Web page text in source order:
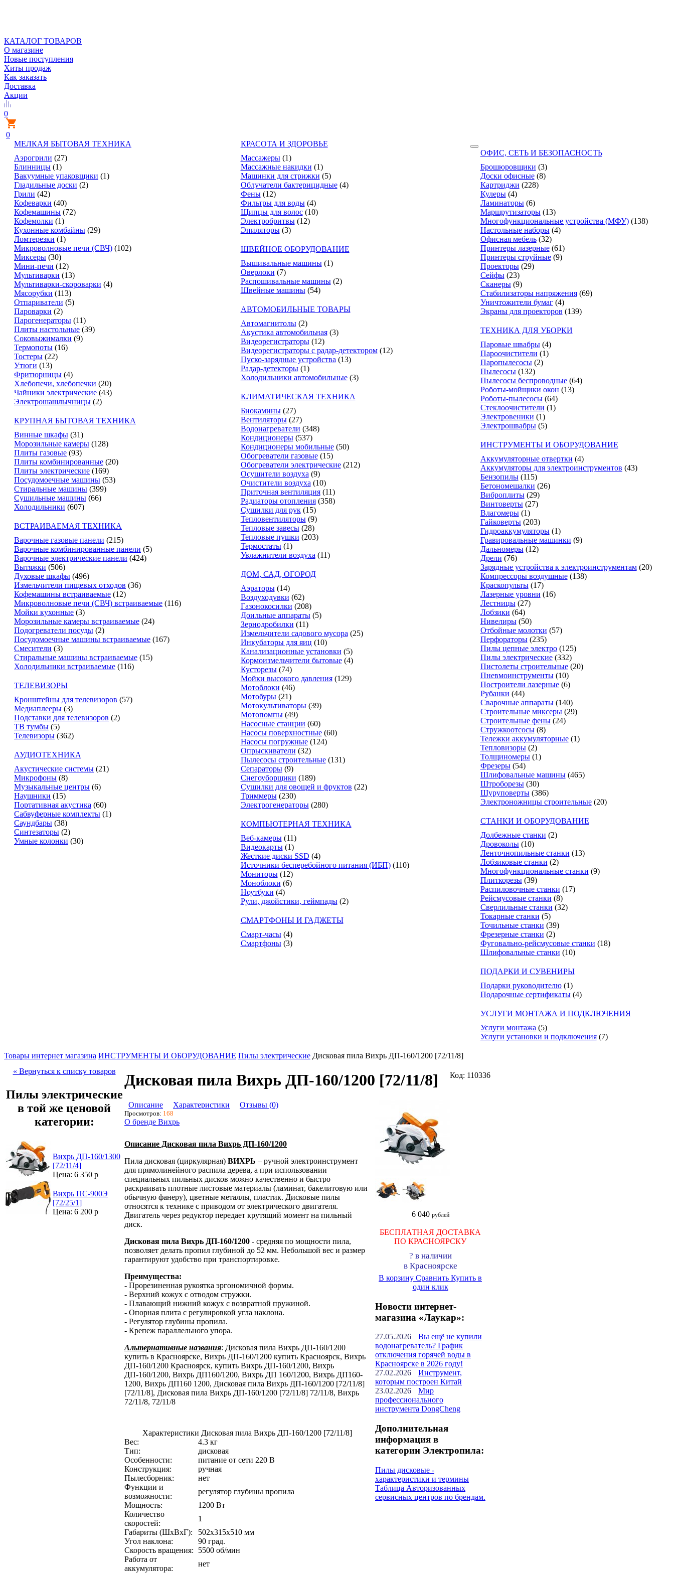
КАТАЛОГ ТОВАРОВ
О магазине
Новые поступления
Хиты продаж
Как заказать
Доставка
Акции
0
0
МЕЛКАЯ БЫТОВАЯ ТЕХНИКА
Аэрогрили (27)
Блинницы (1)
Вакуумные упаковщики (1)
Гладильные доски (2)
Грили (42)
Кофеварки (40)
Кофемашины (72)
Кофемолки (1)
Кухонные комбайны (29)
Ломтерезки (1)
Микроволновые печи (СВЧ) (102)
Миксеры (30)
Мини-печи (12)
Мультиварки (13)
Мультиварки-скороварки (4)
Мясорубки (113)
Отпариватели (5)
Пароварки (2)
Парогенераторы (11)
Плиты настольные (39)
Соковыжималки (9)
Термопоты (16)
Тостеры (22)
Утюги (13)
Фритюрницы (4)
Хлебопечи, хлебопечки (20)
Чайники электрические (43)
Электрошашлычницы (2)
КРУПНАЯ БЫТОВАЯ ТЕХНИКА
Винные шкафы (31)
Морозильные камеры (128)
Плиты газовые (93)
Плиты комбинированные (20)
Плиты электрические (169)
Посудомоечные машины (53)
Стиральные машины (399)
Сушильные машины (66)
Холодильники (607)
ВСТРАИВАЕМАЯ ТЕХНИКА
Варочные газовые панели (215)
Варочные комбинированные панели (5)
Варочные электрические панели (424)
Вытяжки (506)
Духовые шкафы (496)
Измельчители пищевых отходов (36)
Кофемашины встраиваемые (12)
Микроволновые печи (СВЧ) встраиваемые (116)
Мойки кухонные (3)
Морозильные камеры встраиваемые (24)
Подогреватели посуды (2)
Посудомоечные машины встраиваемые (167)
Смесители (3)
Стиральные машины встраиваемые (15)
Холодильники встраиваемые (116)
ТЕЛЕВИЗОРЫ
Кронштейны для телевизоров (57)
Медиаплееры (3)
Подставки для телевизоров (2)
ТВ тумбы (5)
Телевизоры (362)
АУДИОТЕХНИКА
Акустические системы (21)
Микрофоны (8)
Музыкальные центры (6)
Наушники (15)
Портативная акустика (60)
Сабвуферные комплекты (1)
Саундбары (38)
Синтезаторы (2)
Умные колонки (30)
КРАСОТА И ЗДОРОВЬЕ
Массажеры (1)
Массажные накидки (1)
Машинки для стрижки (5)
Облучатели бактерицидные (4)
Фены (12)
Фильтры для воды (4)
Щипцы для волос (10)
Электробритвы (12)
Эпиляторы (3)
ШВЕЙНОЕ ОБОРУДОВАНИЕ
Вышивальные машины (1)
Оверлоки (7)
Распошивальные машины (2)
Швейные машины (54)
АВТОМОБИЛЬНЫЕ ТОВАРЫ
Автомагнитолы (2)
Акустика автомобильная (3)
Видеорегистраторы (12)
Видеорегистраторы с радар-детектором (12)
Пуско-зарядные устройства (13)
Радар-детекторы (1)
Холодильники автомобильные (3)
КЛИМАТИЧЕСКАЯ ТЕХНИКА
Биокамины (27)
Вентиляторы (27)
Водонагреватели (348)
Кондиционеры (537)
Кондиционеры мобильные (50)
Обогреватели газовые (15)
Обогреватели электрические (212)
Осушители воздуха (9)
Очистители воздуха (10)
Приточная вентиляция (11)
Радиаторы отопления (358)
Сушилки для рук (15)
Тепловентиляторы (9)
Тепловые завесы (28)
Тепловые пушки (203)
Термостаты (1)
Увлажнители воздуха (11)
ДОМ, САД, ОГОРОД
Аэраторы (14)
Воздуходувки (62)
Газонокосилки (208)
Доильные аппараты (5)
Зернодробилки (11)
Измельчители садового мусора (25)
Инкубаторы для яиц (10)
Канализационные установки (5)
Кормоизмельчители бытовые (4)
Кусторезы (74)
Мойки высокого давления (129)
Мотоблоки (46)
Мотобуры (21)
Мотокультиваторы (39)
Мотопомпы (49)
Насосные станции (60)
Насосы поверхностные (60)
Насосы погружные (124)
Опрыскиватели (32)
Пылесосы строительные (131)
Сепараторы (9)
Снегоуборщики (189)
Сушилки для овощей и фруктов (22)
Триммеры (230)
Электрогенераторы (280)
КОМПЬЮТЕРНАЯ ТЕХНИКА
Веб-камеры (11)
Видеокарты (1)
Жесткие диски SSD (4)
Источники бесперебойного питания (ИБП) (110)
Мониторы (12)
Моноблоки (6)
Ноутбуки (4)
Рули, джойстики, геймпады (2)
СМАРТФОНЫ И ГАДЖЕТЫ
Смарт-часы (4)
Смартфоны (3)
ОФИС, СЕТЬ И БЕЗОПАСНОСТЬ
Брошюровщики (3)
Доски офисные (8)
Картриджи (228)
Кулеры (4)
Ламинаторы (6)
Маршрутизаторы (13)
Многофункциональные устройства (МФУ) (138)
Настольные наборы (4)
Офисная мебель (32)
Принтеры лазерные (61)
Принтеры струйные (9)
Проекторы (29)
Сейфы (23)
Сканеры (9)
Стабилизаторы напряжения (69)
Уничтожители бумаг (4)
Экраны для проекторов (139)
ТЕХНИКА ДЛЯ УБОРКИ
Паровые швабры (4)
Пароочистители (1)
Паропылесосы (2)
Пылесосы (132)
Пылесосы беспроводные (64)
Роботы-мойщики окон (13)
Роботы-пылесосы (64)
Стеклоочистители (1)
Электровеники (1)
Электрошвабры (5)
ИНСТРУМЕНТЫ И ОБОРУДОВАНИЕ
Аккумуляторные отвертки (4)
Аккумуляторы для электроинструментов (43)
Бензопилы (115)
Бетономешалки (26)
Виброплиты (29)
Винтоверты (27)
Влагомеры (1)
Гайковерты (203)
Гидроаккумуляторы (1)
Гравировальные машинки (9)
Дальномеры (12)
Дрели (76)
Зарядные устройства к электроинструментам (20)
Компрессоры воздушные (138)
Краскопульты (17)
Лазерные уровни (16)
Лестницы (27)
Лобзики (64)
Нивелиры (50)
Отбойные молотки (57)
Перфораторы (235)
Пилы цепные электро (125)
Пилы электрические (332)
Пистолеты строительные (20)
Пневмоинструменты (10)
Построители лазерные (6)
Рубанки (44)
Сварочные аппараты (140)
Строительные миксеры (29)
Строительные фены (24)
Стружкоотсосы (8)
Тележки аккумуляторные (1)
Тепловизоры (2)
Толщиномеры (1)
Фрезеры (54)
Шлифовальные машины (465)
Штроборезы (30)
Шуруповерты (386)
Электроножницы строительные (20)
СТАНКИ И ОБОРУДОВАНИЕ
Долбежные станки (2)
Дровоколы (10)
Ленточнопильные станки (13)
Лобзиковые станки (2)
Многофункциональные станки (9)
Плиткорезы (39)
Распиловочные станки (17)
Рейсмусовые станки (8)
Сверлильные станки (32)
Токарные станки (5)
Точильные станки (39)
Фрезерные станки (2)
Фуговально-рейсмусовые станки (18)
Шлифовальные станки (10)
ПОДАРКИ И СУВЕНИРЫ
Подарки руководителю (1)
Подарочные сертификаты (4)
УСЛУГИ МОНТАЖА И ПОДКЛЮЧЕНИЯ
Услуги монтажа (5)
Услуги установки и подключения (7)
Товары интернет магазина ИНСТРУМЕНТЫ И ОБОРУДОВАНИЕ Пилы электрические Дисковая пила Вихрь ДП-160/1200 [72/11/8]
« Вернуться к списку товаров
Пилы электрические
в той же ценовой
категории:
Вихрь ДП-160/1300
[72/11/4]
Цена: 6 350 р
Вихрь ПС-900Э
[72/25/1]
Цена: 6 200 р
Код: 110336
Дисковая пила Вихрь ДП-160/1200 [72/11/8]
6 040 рублей
БЕСПЛАТНАЯ ДОСТАВКА
ПО КРАСНОЯРСКУ
? в наличии
в Красноярске
В корзину Сравнить Купить в
один клик
Новости интернет-
магазина «Лаукар»:
27.05.2026
Вы ещё не купили
водонагреватель? График
отключения горячей воды в
Красноярске в 2026 году!
27.02.2026
Инструмент,
которым построен Китай
23.02.2026
Мир
профессионального
инструмента DongCheng
Дополнительная
информация в
категории Электропила:
Пилы дисковые -
характеристики и термины
Таблица Авторизованных
сервисных центров по брендам.
Описание Характеристики Отзывы (0)
Просмотров: 168
О бренде Вихрь
Описание Дисковая пила Вихрь ДП-160/1200
Пила дисковая (циркулярная) ВИХРЬ – ручной электроинструмент
для прямолинейного распила дерева, а при использовании
специальных пильных дисков можно качественно и быстро
раскраивать плотные листовые материалы (ламинат, бакелитовую или
обычную фанеру), цветные металлы, пластик. Дисковые пилы
относятся к технике с приводом от электрического двигателя.
Двигатель через редуктор передает крутящий момент на пильный
диск.
Дисковая пила Вихрь ДП-160/1200 - cредняя по мощности пила,
позволяет делать пропил глубиной до 52 мм. Небольшой вес и размер
гарантируют удобство при транспортировке.
Преимущества:
- Прорезиненная рукоятка эргономичной формы.
- Верхний кожух с отводом стружки.
- Плавающий нижний кожух с возвратной пружиной.
- Опорная плита с регулировкой угла наклона.
- Регулятор глубины пропила.
- Крепеж параллельного упора.
Альтернативные названия: Дисковая пила Вихрь ДП-160/1200
купить в Красноярске, Вихрь ДП-160/1200 купить Красноярск, Вихрь
ДП-160/1200 Красноярск, купить Вихрь ДП-160/1200, Вихрь
ДП-160/1200, Вихрь ДП160/1200, Вихрь ДП 160/1200, Вихрь ДП160-
1200, Вихрь ДП160 1200, Дисковая пила Вихрь ДП-160/1200 [72/11/8]
[72/11/8], Дисковая пила Вихрь ДП-160/1200 [72/11/8] 72/11/8, Вихрь
72/11/8, 72/11/8
Характеристики Дисковая пила Вихрь ДП-160/1200 [72/11/8]
Вес:
4.3 кг
Тип:
дисковая
Особенности:
питание от сети 220 В
Конструкция:
ручная
Пылесборник:
нет
Функции и
возможности:
регулятор глубины пропила
Мощность:
1200 Вт
Количество
скоростей:
1
Габариты (ШхВхГ):
502х315х510 мм
Угол наклона:
90 град.
Скорость вращения:
5500 об/мин
Работа от
аккумулятора:
нет